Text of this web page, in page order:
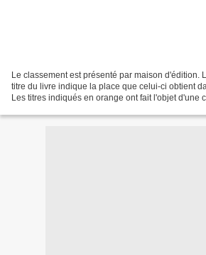
Le classement est présenté par maison d'édition.
titre du livre indique la place que celui-ci obtient
Les titres indiqués en orange ont fait l'objet d'une